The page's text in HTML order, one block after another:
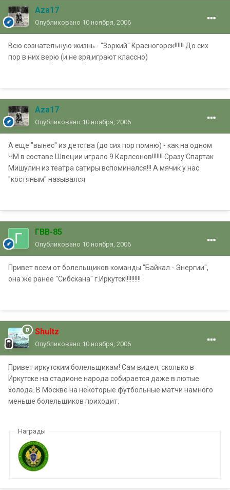
Aza17
Опубликовано 10 ноября, 2006
Всю сознательную жизнь - "Зоркий" Красногорск!!!!!! До сих
пор в них верю (и не зря,играют классно)
Aza17
Опубликовано 10 ноября, 2006
А еще "вынес" из детства (до сих пор помню) - как на одном
ЧМ в составе Швеции играло 9 Карлсонов!!!!!!! Сразу Спартак
Мишулин из театра сатиры вспоминался!!! А мячик у нас
"костяным" назывался
ГВВ-85
Опубликовано 10 ноября, 2006
Привет всем от болельщиков команды "Байкал - Энергии",
она же ранее "Сибскана" г.Иркутск!!!!!!!!!!
Shultz
Опубликовано 10 ноября, 2006
Привет иркутским болельщикам! Сам видел, сколько в
Иркутске на стадионе народа собирается даже в лютые
холода. В Москве на некоторые футбольные матчи намного
меньше болельщиков приходит.
Награды